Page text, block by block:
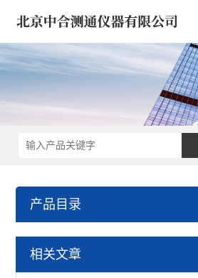
产品目录
液相色谱仪 离子色谱仪
相关文章